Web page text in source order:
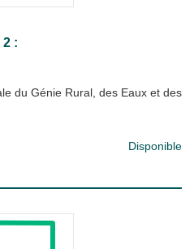
:
du Génie Rural, des Eaux et des
Disponible